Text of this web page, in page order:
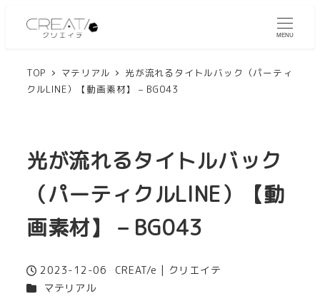
MENU
TOP マテリアル
光が流れるタイトルバック（パーティ
クルLINE）【動画素材】 – BG043
光が流れるタイトルバック
（パーティクルLINE）【動
画素材】 – BG043
投稿日
2023-12-06
著
CREAT/e | クリエイテ
カテゴリー
マテリアル